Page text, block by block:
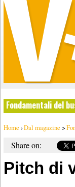
Fondamentali del
Home ›Dal magazine >
Share on:
Pitch di